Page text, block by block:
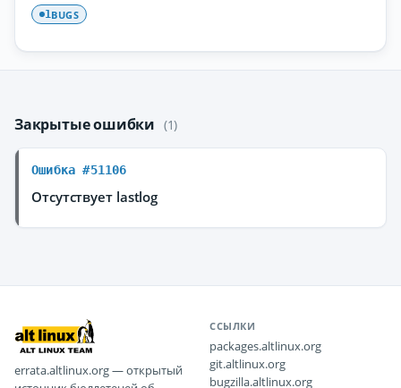
1BUGS
Закрытые ошибки (1)
Ошибка #51106
Отсутствует lastlog
errata.altlinux.org — открытый
ССЫЛКИ
packages.altlinux.org
git.altlinux.org
bugzilla.altlinux.org